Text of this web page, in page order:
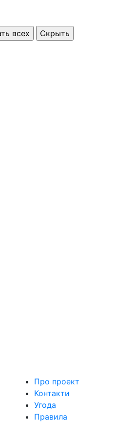
Про проект
Контакти
Угода
Правила